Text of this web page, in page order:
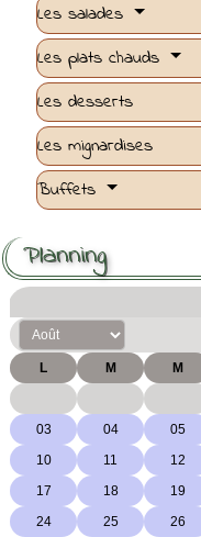
Les salades
Les plats chauds
Les desserts
Les mignardises
Buffets
Planning